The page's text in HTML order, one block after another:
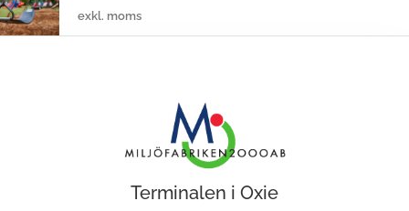
Terminalen i Oxie